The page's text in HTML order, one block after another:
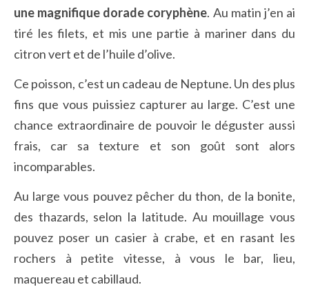
une magnifique dorade coryphène. Au matin j’en ai
tiré les filets, et mis une partie à mariner dans du
citron vert et de l’huile d’olive.
Ce poisson, c’est un cadeau de Neptune. Un des plus
fins que vous puissiez capturer au large. C’est une
chance extraordinaire de pouvoir le déguster aussi
frais, car sa texture et son goût sont alors
incomparables.
Au large vous pouvez pêcher du thon, de la bonite,
des thazards, selon la latitude. Au mouillage vous
pouvez poser un casier à crabe, et en rasant les
rochers à petite vitesse, à vous le bar, lieu,
maquereau et cabillaud.